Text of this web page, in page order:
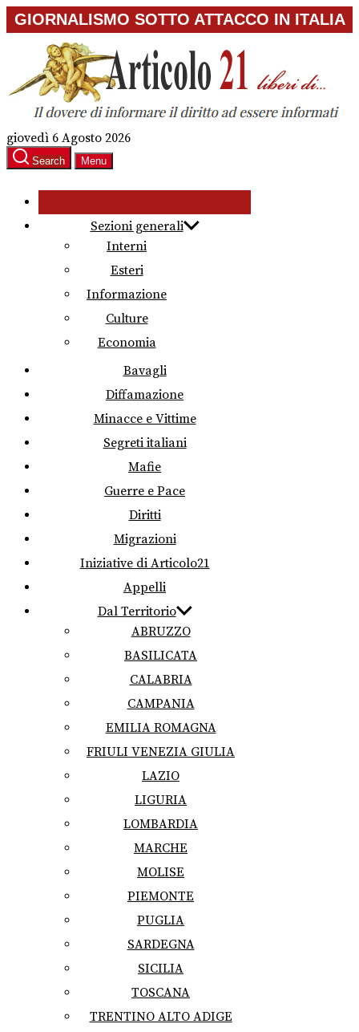
Skip
to
content
GIORNALISMO SOTTO ATTACCO IN ITALIA
giovedì 6 Agosto 2026
Search Menu
Sezioni generali
Interni
Esteri
Informazione
Culture
Economia
Bavagli
Diffamazione
Minacce e Vittime
Segreti italiani
Mafie
Guerre e Pace
Diritti
Migrazioni
Iniziative di Articolo21
Appelli
Dal Territorio
ABRUZZO
BASILICATA
CALABRIA
CAMPANIA
EMILIA ROMAGNA
FRIULI VENEZIA GIULIA
LAZIO
LIGURIA
LOMBARDIA
MARCHE
MOLISE
PIEMONTE
PUGLIA
SARDEGNA
SICILIA
TOSCANA
TRENTINO ALTO ADIGE